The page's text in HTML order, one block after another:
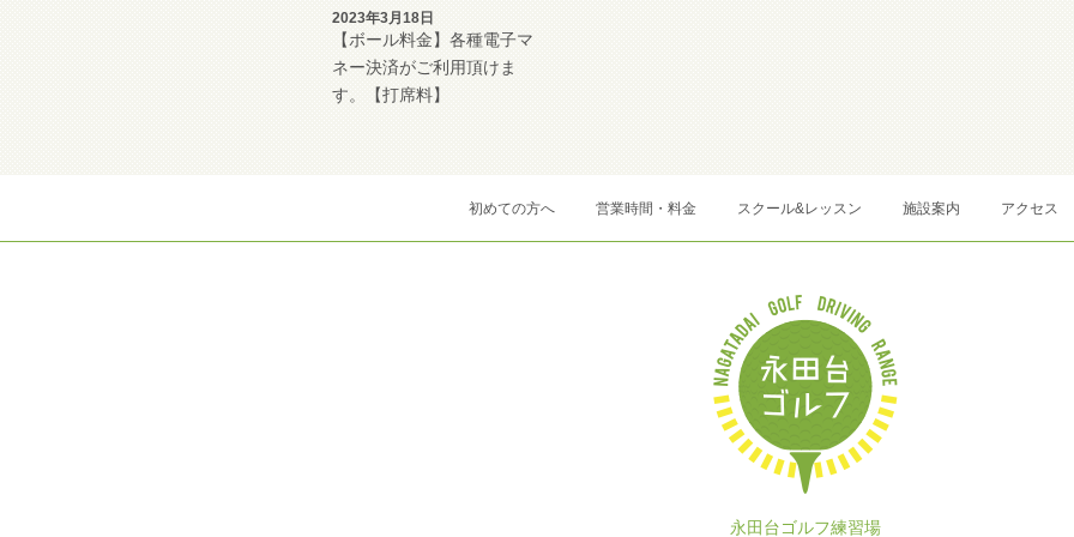
2023年3月18日
【ボール料金】各種電子マ
ネー決済がご利用頂けま
す。【打席料】
初めての方へ 営業時間・料金 スクール&レッスン 施設案内 アクセス
永田台ゴルフ練習場